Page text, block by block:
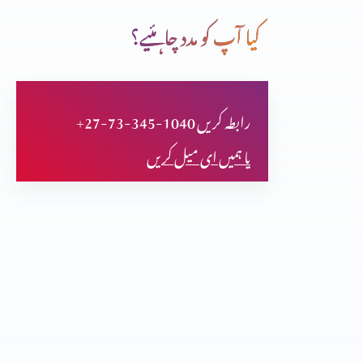
بیچینی فکر اور اطمینان
نیا مخلوق کون؟
کیا آپ کو مدد چاہئیے؟
+27-73-345-1040 رابطہ کریں
یا ہمیں ای میل کریں